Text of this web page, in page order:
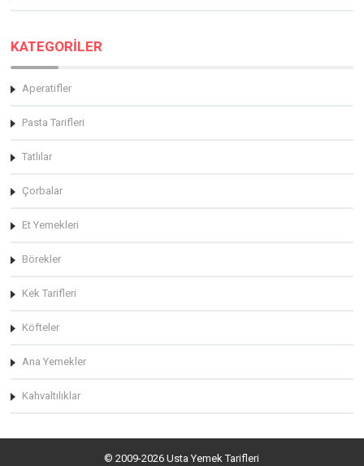
KATEGORİLER
Aperatifler
Pasta Tarifleri
Tatlılar
Çorbalar
Et Yemekleri
Börekler
Kek Tarifleri
Köfteler
Ana Yemekler
Kahvaltılıklar
© 2009-2026 Usta Yemek Tarifleri